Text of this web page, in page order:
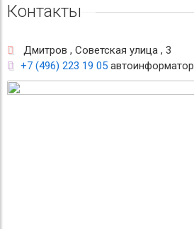
Контакты
Дмитров , Советская улица , 3
+7 (496) 223 19 05 автоинформатор